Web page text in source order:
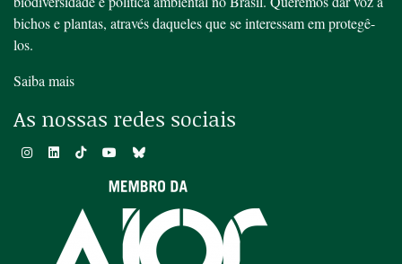
bichos e plantas, através daqueles que se interessam em protegê-
los.
Saiba mais
As nossas redes sociais